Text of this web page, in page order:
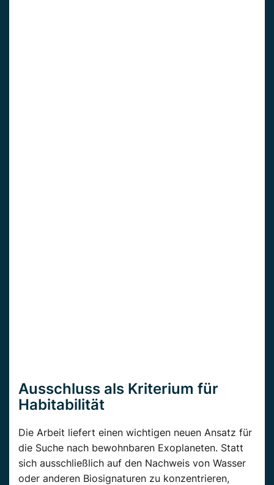
Ausschluss als Kriterium für
Habitabilität
Die Arbeit liefert einen wichtigen neuen Ansatz für
die Suche nach bewohnbaren Exoplaneten. Statt
sich ausschließlich auf den Nachweis von Wasser
oder anderen Biosignaturen zu konzentrieren,